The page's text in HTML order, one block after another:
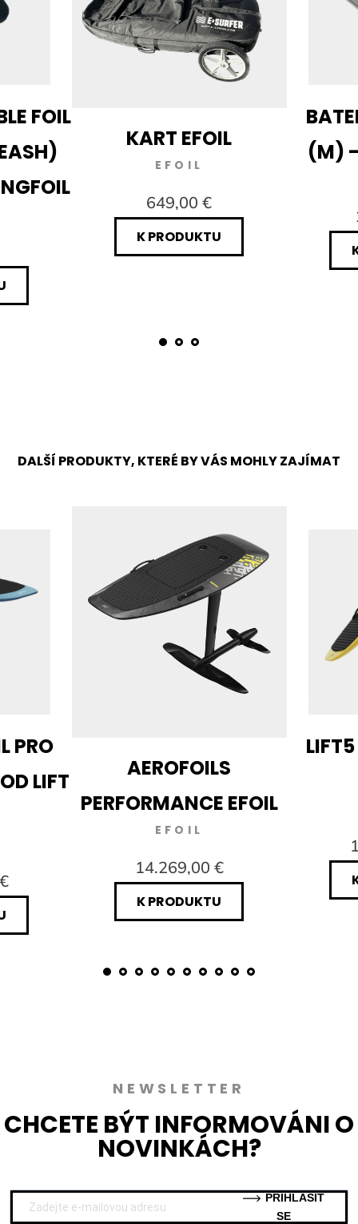
FOIL
KART EFOIL
EFOIL
649,00 €
K PRODUKTU
(M) -
DALŠÍ PRODUKTY, KTERÉ BY VÁS MOHLY ZAJÍMAT
PRO
LIFT
AEROFOILS
PERFORMANCE EFOIL
EFOIL
14.269,00 €
K PRODUKTU
NEWSLETTER
CHCETE BÝT INFORMOVÁNI O
NOVINKÁCH?
SE